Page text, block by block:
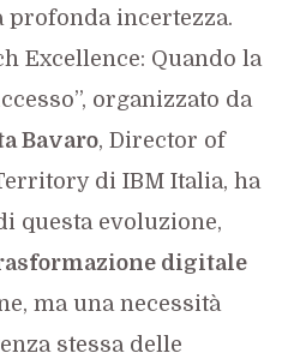
profonda incertezza.
Excellence: Quando la
organizzato da
Bavaro, Director of
di IBM Italia, ha
questa evoluzione,
digitale
ma una necessità
stessa delle